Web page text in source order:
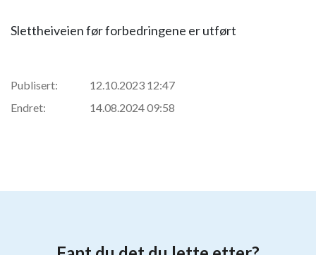
Slettheiveien før forbedringene er utført
Publisert:
12.10.2023 12:47
Endret:
14.08.2024 09:58